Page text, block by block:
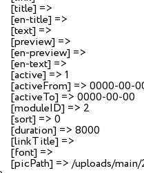
    [title] =>
    [en-title] =>
    [text] =>
    [preview] =>
    [en-preview] =>
    [en-text] =>
    [active] => 1
[activeFrom] => 0000-00-
    [activeTo] => 0000-00-00
    [moduleID] => 2
    [sort] => 0
    [duration] => 8000
    [linkTitle] =>
    [font] =>
[picPath] => /uploads/